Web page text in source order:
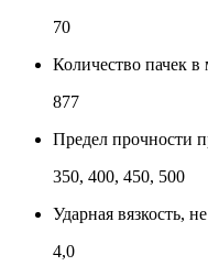
70
Количество пачек
877
Предел прочности
350, 400, 450, 500
Ударная вязкость,
4,0